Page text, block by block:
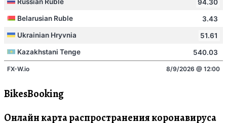
BikesBooking
Онлайн карта распространения коронавируса